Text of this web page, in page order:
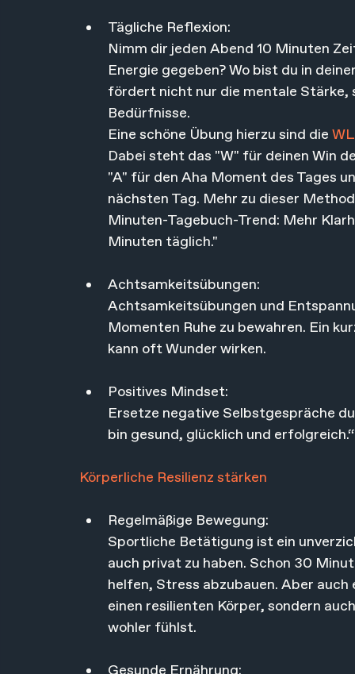
Tägliche Reflexion:
Nimm dir jeden Abend 10 Minuten
Energie gegeben? Wo bist du in
fördert nicht nur die mentale Stärke,
Bedürfnisse.
Eine schöne Übung hierzu sind die
Dabei steht das "W" für deinen Win
"A" für den Aha Moment des Tages
nächsten Tag. Mehr zu dieser
Minuten-Tagebuch-Trend: Mehr
Minuten täglich."
Achtsamkeitsübungen:
Achtsamkeitsübungen und
Momenten Ruhe zu bewahren. Ein
kann oft Wunder wirken.
Positives Mindset:
Ersetze negative Selbstgespräche
bin gesund, glücklich und erfolgreich.“
Körperliche Resilienz stärken
Regelmäßige Bewegung:
Sportliche Betätigung ist ein
auch privat zu haben. Schon 30
helfen, Stress abzubauen. Aber
einen resilienten Körper, sondern
wohler fühlst.